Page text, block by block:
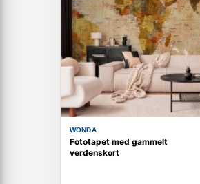
WONDA
Fototapet med gammelt
verdenskort